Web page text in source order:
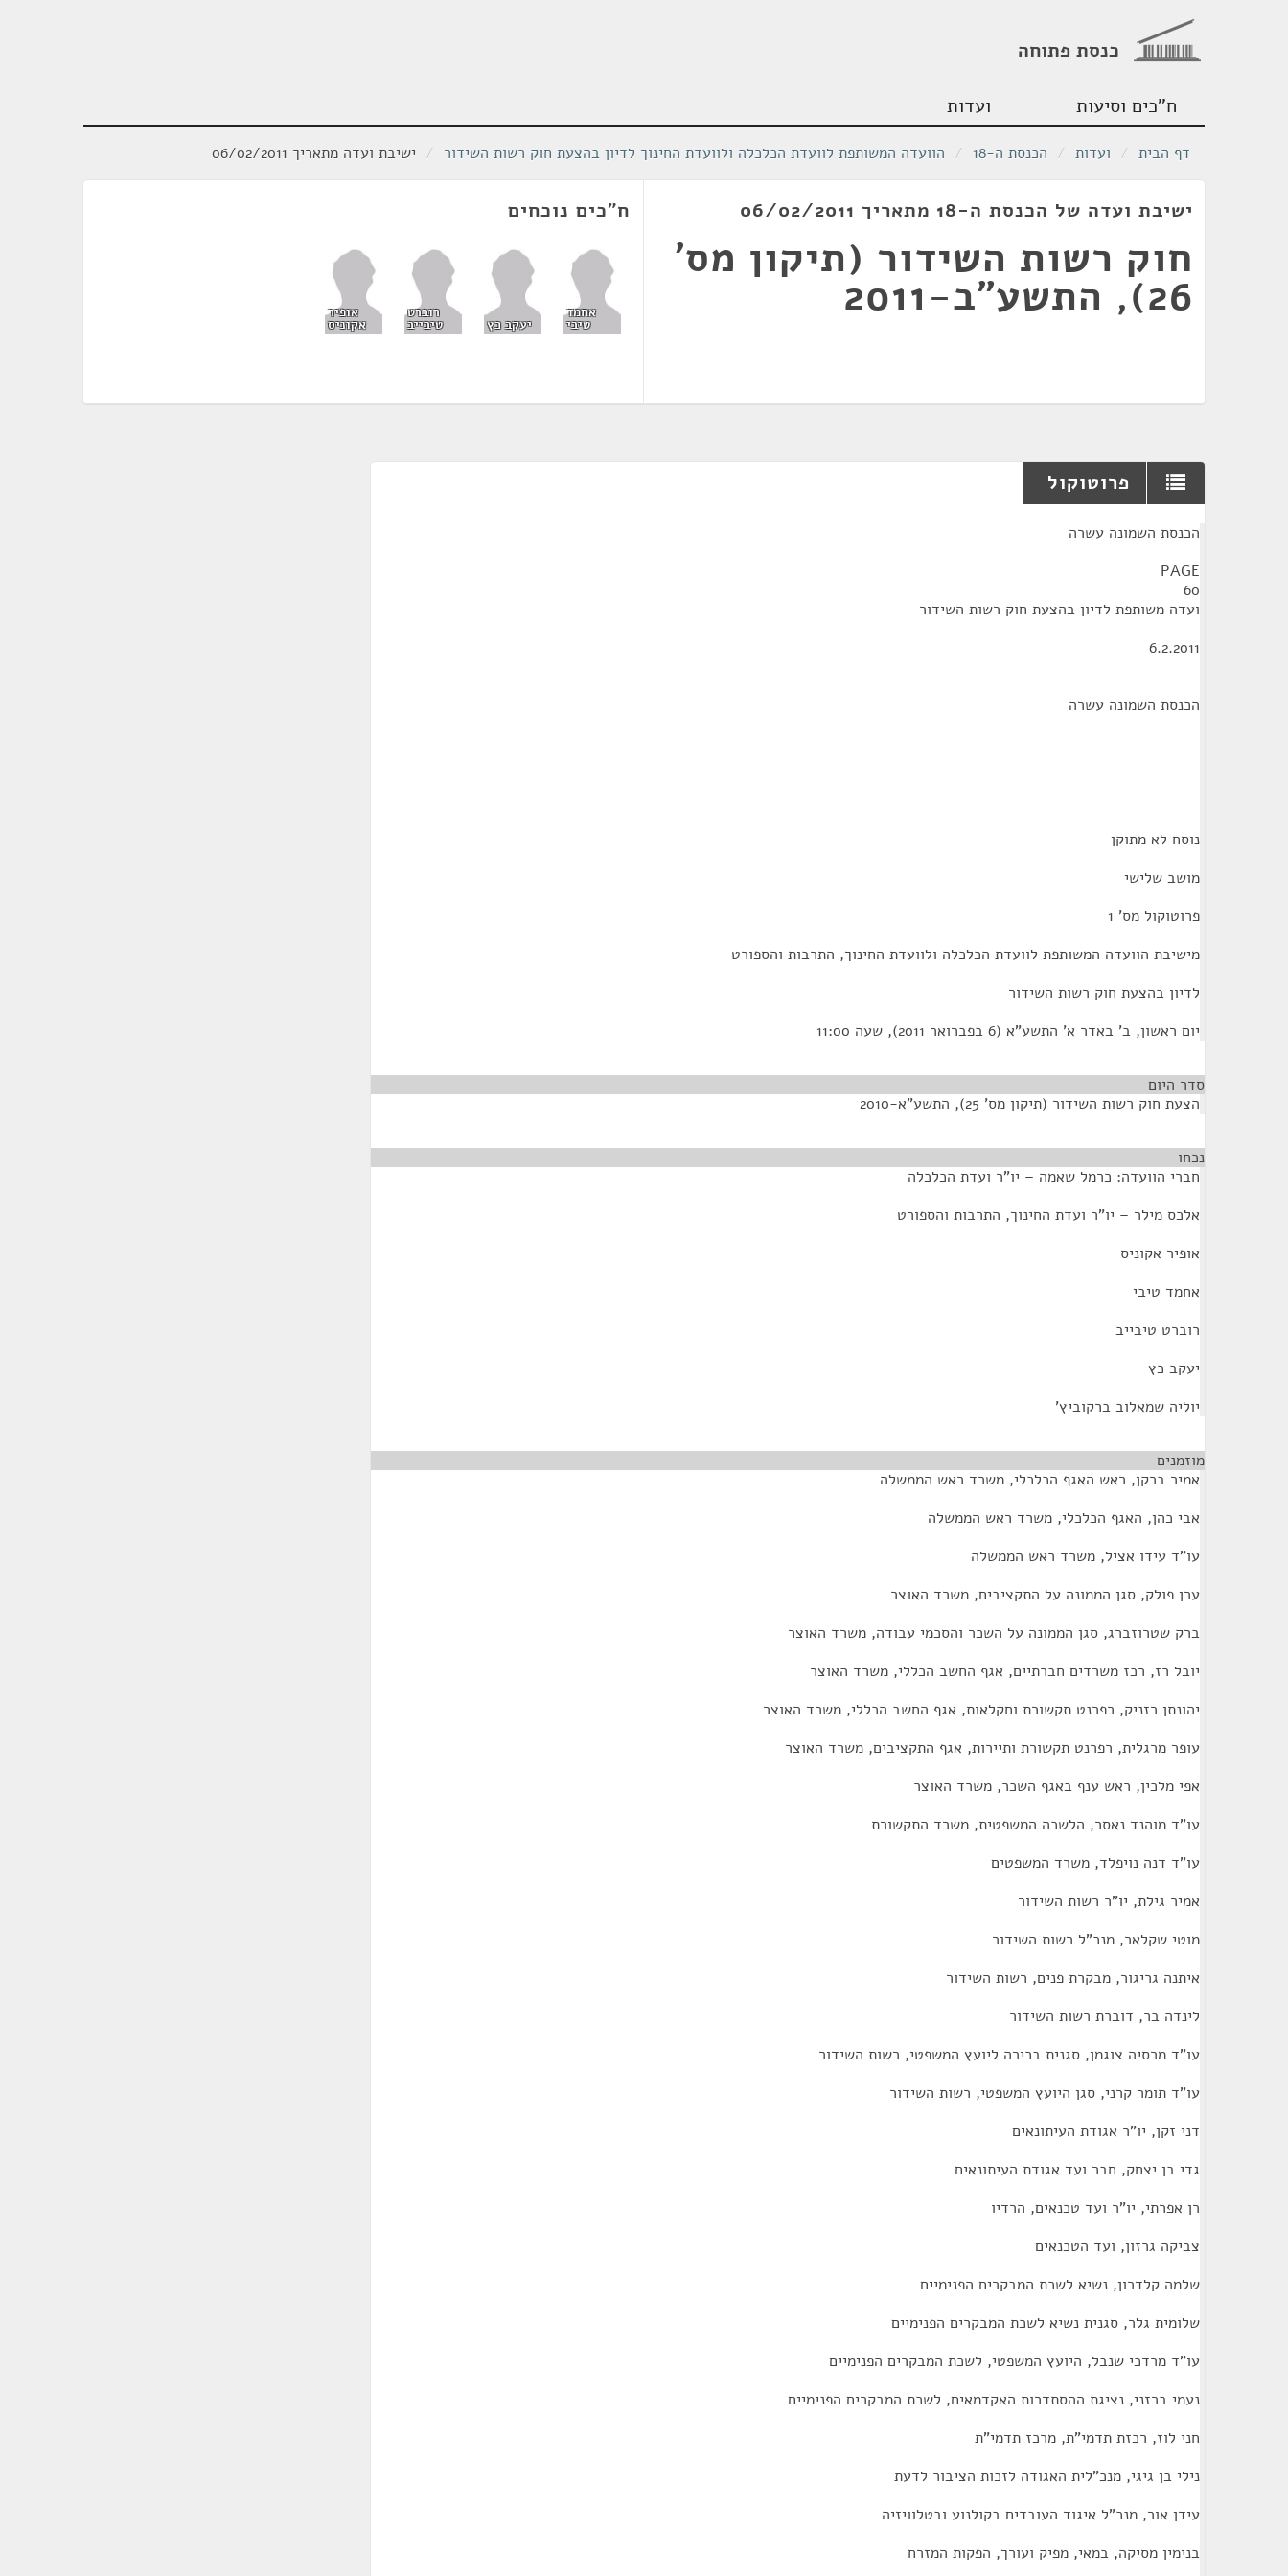
כנסת פתוחה
ח"כים וסיעות ועדות
דף הבית / ועדות / הכנסת ה-18 / הוועדה המשותפת לוועדת הכלכלה ולוועדת החינוך לדיון בהצעת חוק רשות השידור / ישיבת ועדה מתאריך 06/02/2011
ישיבת ועדה של הכנסת ה-18 מתאריך 06/02/2011
חוק רשות השידור (תיקון מס'
26), התשע"ב-2011
ח"כים נוכחים
אחמד
טיבי יעקב כץ
רוברט
טיבייב
אופיר
אקוניס
פרוטוקול
הכנסת השמונה עשרה
PAGE
60
ועדה משותפת לדיון בהצעת חוק רשות השידור
6.2.2011
הכנסת השמונה עשרה
נוסח לא מתוקן
מושב שלישי
פרוטוקול מס' 1
מישיבת הוועדה המשותפת לוועדת הכלכלה ולוועדת החינוך, התרבות והספורט
לדיון בהצעת חוק רשות השידור
יום ראשון, ב' באדר א' התשע"א (6 בפברואר 2011), שעה 11:00
סדר היום
הצעת חוק רשות השידור (תיקון מס' 25), התשע"א-2010
נכחו
חברי הוועדה: כרמל שאמה – יו"ר ועדת הכלכלה
אלכס מילר – יו"ר ועדת החינוך, התרבות והספורט
אופיר אקוניס
אחמד טיבי
רוברט טיבייב
יעקב כץ
יוליה שמאלוב ברקוביץ'
מוזמנים
אמיר ברקן, ראש האגף הכלכלי, משרד ראש הממשלה
אבי כהן, האגף הכלכלי, משרד ראש הממשלה
עו"ד עידו אציל, משרד ראש הממשלה
ערן פולק, סגן הממונה על התקציבים, משרד האוצר
ברק שטרוזברג, סגן הממונה על השכר והסכמי עבודה, משרד האוצר
יובל רז, רכז משרדים חברתיים, אגף החשב הכללי, משרד האוצר
יהונתן רזניק, רפרנט תקשורת וחקלאות, אגף החשב הכללי, משרד האוצר
עופר מרגלית, רפרנט תקשורת ותיירות, אגף התקציבים, משרד האוצר
אפי מלכין, ראש ענף באגף השכר, משרד האוצר
עו"ד מוהנד נאסר, הלשכה המשפטית, משרד התקשורת
עו"ד דנה נויפלד, משרד המשפטים
אמיר גילת, יו"ר רשות השידור
מוטי שקלאר, מנכ"ל רשות השידור
איתנה גריגור, מבקרת פנים, רשות השידור
לינדה בר, דוברת רשות השידור
עו"ד מרסיה צוגמן, סגנית בכירה ליועץ המשפטי, רשות השידור
עו"ד תומר קרני, סגן היועץ המשפטי, רשות השידור
דני זקן, יו"ר אגודת העיתונאים
גדי בן יצחק, חבר ועד אגודת העיתונאים
רן אפרתי, יו"ר ועד טכנאים, הרדיו
צביקה גרזון, ועד הטכנאים
שלמה קלדרון, נשיא לשכת המבקרים הפנימיים
שלומית גלר, סגנית נשיא לשכת המבקרים הפנימיים
עו"ד מרדכי שנבל, היועץ המשפטי, לשכת המבקרים הפנימיים
נעמי ברזני, נציגת ההסתדרות האקדמאים, לשכת המבקרים הפנימיים
חני לוז, רכזת תדמי"ת, מרכז תדמי"ת
נילי בן גיגי, מנכ"לית האגודה לזכות הציבור לדעת
עידן אור, מנכ"ל איגוד העובדים בקולנוע ובטלוויזיה
בנימין מסיקה, במאי, מפיק ועורך, הפקות המזרח